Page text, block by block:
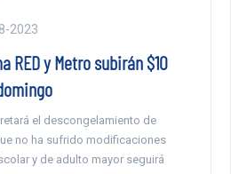
2023
RED y Metro subirán $10
el descongelamiento de
no ha sufrido modificaciones
y de adulto mayor seguirá